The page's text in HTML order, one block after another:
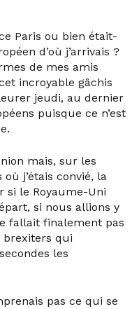
Paris ou bien était-
d’où j’arrivais ?
de mes amis
incroyable gâchis
jeudi, au dernier
puisque ce n’est
mais, sur les
j’étais convié, la
si le Royaume-Uni
si nous allions y
fallait finalement pas
brexiters qui
les
pas ce qui se